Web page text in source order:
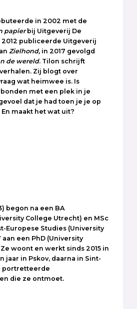
in 2002 met de
papierbij Uitgeverij De
publiceerde Uitgeverij
Zielhond, in 2017 gevolgd
de wereld. Tilon schrijft
Zij blogt over
wat heimwee is. Is
met een plek in je
dat je had toen je je op
maakt het wat uit?
begon na een BA
College Utrecht) en MSc
Europese Studies (University
aan een PhD (University
woont en werkt sinds 2015 in
jaar in Pskov, daarna in Sint-
portretteerde
die ze ontmoet.